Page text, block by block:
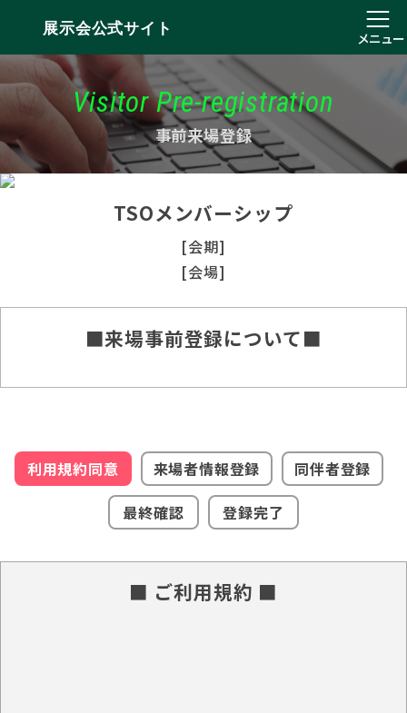
展示会公式サイト
メニュー
Visitor Pre-registration
事前来場登録
TSOメンバーシップ
[会期]
[会場]
■来場事前登録について■
利用規約同意 来場者情報登録
同伴者登録
最終確認
登録完了
■ ご利用規約 ■